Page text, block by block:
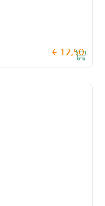
€ 12,50